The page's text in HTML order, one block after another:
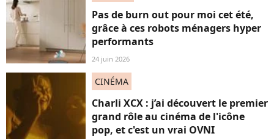
Pas de burn out pour moi cet été,
grâce à ces robots ménagers hyper
performants
24 juin 2026
CINÉMA
Charli XCX : j’ai découvert le premier
grand rôle au cinéma de l'icône
pop, et c'est un vrai OVNI